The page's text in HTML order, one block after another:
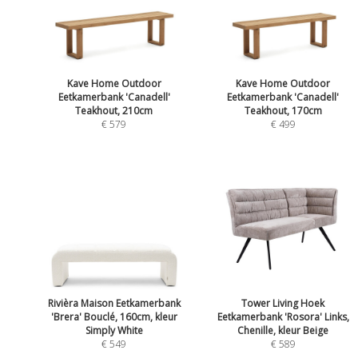
Kave Home Outdoor
Eetkamerbank 'Canadell'
Teakhout, 210cm
€ 579
Kave Home Outdoor
Eetkamerbank 'Canadell'
Teakhout, 170cm
€ 499
Rivièra Maison Eetkamerbank
'Brera' Bouclé, 160cm, kleur
Simply White
€ 549
Tower Living Hoek
Eetkamerbank 'Rosora' Links,
Chenille, kleur Beige
€ 589